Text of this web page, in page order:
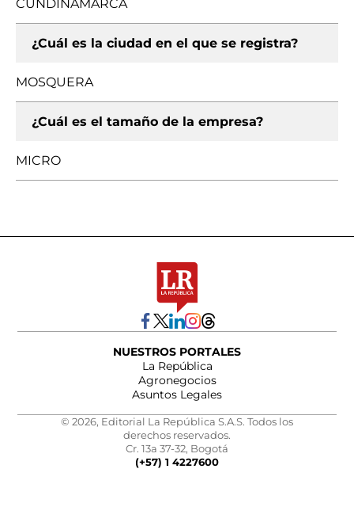
CUNDINAMARCA
¿Cuál es la ciudad en el que se registra?
MOSQUERA
¿Cuál es el tamaño de la empresa?
MICRO
NUESTROS PORTALES
La República
Agronegocios
Asuntos Legales
© 2026, Editorial La República S.A.S. Todos los
derechos reservados.
Cr. 13a 37-32, Bogotá
(+57) 1 4227600